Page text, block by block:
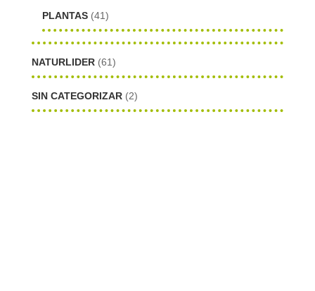
PLANTAS (41)
NATURLIDER (61)
SIN CATEGORIZAR (2)